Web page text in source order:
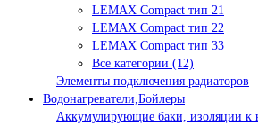
LEMAX Compact тип 21
LEMAX Compact тип 22
LEMAX Compact тип 33
Все категории (12)
Элементы подключения радиаторов
Водонагреватели,Бойлеры
Аккумулирующие баки, изоляции к